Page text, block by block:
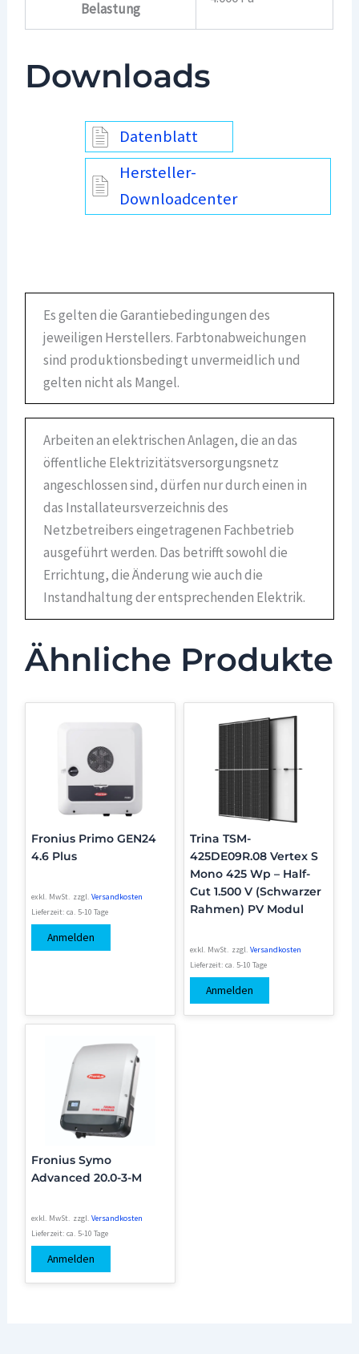
Belastung
Downloads
Datenblatt
Hersteller-
Downloadcenter
Es gelten die Garantiebedingungen des
jeweiligen Herstellers. Farbtonabweichungen
sind produktionsbedingt unvermeidlich und
gelten nicht als Mangel.
Arbeiten an elektrischen Anlagen, die an das
öffentliche Elektrizitätsversorgungsnetz
angeschlossen sind, dürfen nur durch einen in
das Installateursverzeichnis des
Netzbetreibers eingetragenen Fachbetrieb
ausgeführt werden. Das betrifft sowohl die
Errichtung, die Änderung wie auch die
Instandhaltung der entsprechenden Elektrik.
Ähnliche Produkte
Fronius Primo GEN24
4.6 Plus
exkl. MwSt. zzgl.Versandkosten
Lieferzeit:ca. 5-10 Tage
Anmelden
Trina TSM-
425DE09R.08 Vertex S
Mono 425 Wp – Half-
Cut 1.500 V (Schwarzer
Rahmen) PV Modul
exkl. MwSt. zzgl. Versandkosten
Lieferzeit: ca. 5-10 Tage
Anmelden
Fronius Symo
Advanced 20.0-3-M
exkl. MwSt. zzgl.Versandkosten
Lieferzeit:ca. 5-10 Tage
Anmelden